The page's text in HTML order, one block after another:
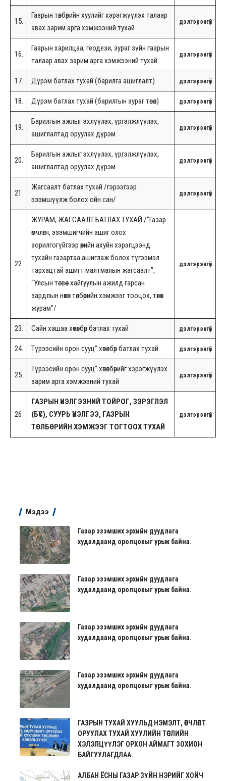
15.
Газрын төлбөрийн хуулийг хэрэгжүүлэх талаар
авах зарим арга хэмжээний тухай
дэлгэрэнгүй
16.
Газрын харилцаа, геодези, зураг зүйн газрын
талаар авах зарим арга хэмжээний тухай
дэлгэрэнгүй
17. Дүрэм батлах тухай (барилга ашиглалт) дэлгэрэнгүй
18. Дүрэм батлах тухай (барилгын зураг төсөл) дэлгэрэнгүй
19.
Барилгын ажлыг эхлүүлэх, үргэлжлүүлэх,
ашиглалтад оруулах дүрэм
дэлгэрэнгүй
20.
Барилгын ажлыг эхлүүлэх, үргэлжлүүлэх,
ашиглалтад оруулах дүрэм
дэлгэрэнгүй
21
Жагсаалт батлах тухай /гэрээгээр
эзэмшүүлж болох ойн сан/
дэлгэрэнгүй
22.
ЖУРАМ, ЖАГСААЛТ БАТЛАХ ТУХАЙ /“Газар
өмчлөгч, эзэмшигчийн ашиг олох
зорилгогүйгээр өөрийн ахуйн хэрэгцээнд
тухайн газартаа ашиглаж болох түгээмэл
тархацтай ашигт малтмалын жагсаалт”,
“Улсын төсвөөс хайгуулын ажилд гарсан
зардлын нөхөн төлбөрийн хэмжээг тооцох, төлөх
журам”/
дэлгэрэнгүй
23. Сайн хашаа хөтөлбөр батлах тухай дэлгэрэнгүй
24. Түрээсийн орон сууц” хөтөлбөр батлах тухай дэлгэрэнгүй
25.
Түрээсийн орон сууц” хөтөлбөрийг хэрэгжүүлэх
зарим арга хэмжээний тухай
дэлгэрэнгүй
26
ГАЗРЫН ҮНЭЛГЭЭНИЙ ТОЙРОГ, ЗЭРЭГЛЭЛ
(БҮС), СУУРЬ ҮНЭЛГЭЭ, ГАЗРЫН
ТӨЛБӨРИЙН ХЭМЖЭЭГ ТОГТООХ ТУХАЙ
дэлгэрэнгүй
Мэдээ
Газар эзэмших эрхийн дуудлага
худалдаанд оролцохыг урьж байна.
Газар эзэмших эрхийн дуудлага
худалдаанд оролцохыг урьж байна.
Газар эзэмших эрхийн дуудлага
худалдаанд оролцохыг урьж байна.
Газар эзэмших эрхийн дуудлага
худалдаанд оролцохыг урьж байна.
ГАЗРЫН ТУХАЙ ХУУЛЬД НЭМЭЛТ, ӨӨРЧЛӨЛТ
ОРУУЛАХ ТУХАЙ ХУУЛИЙН ТӨСЛИЙН
ХЭЛЭЛЦҮҮЛЭГ ОРХОН АЙМАГТ ЗОХИОН
БАЙГУУЛАГДЛАА.
АЛБАН ЁСНЫ ГАЗАР ЗҮЙН НЭРИЙГ ХОЙЧ